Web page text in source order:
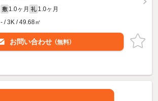
敷 1.0ヶ月 礼 1.0ヶ月
- / 3K / 49.68㎡
お問い合わせ （無料）